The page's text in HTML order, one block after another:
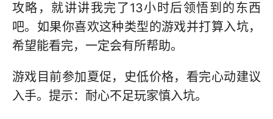
攻略，就讲讲我完了13小时后领悟到的东西
吧。如果你喜欢这种类型的游戏并打算入坑，
希望能看完，一定会有所帮助。
游戏目前参加夏促，史低价格，看完心动建议
入手。提示：耐心不足玩家慎入坑。